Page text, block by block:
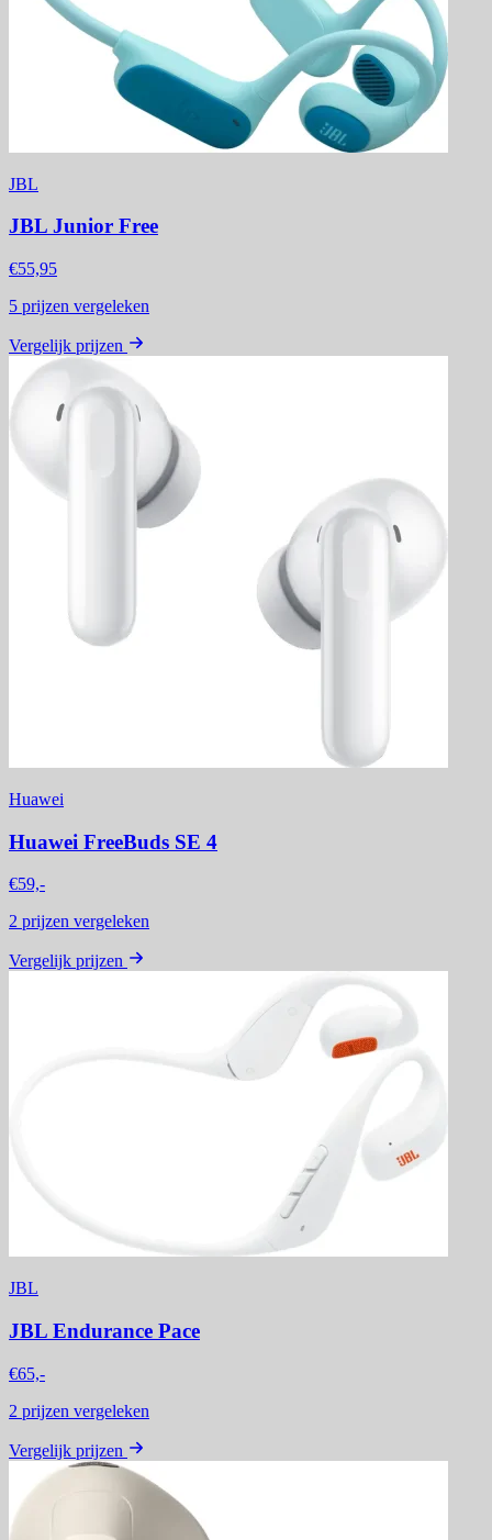
JBL
JBL Junior Free
€55,95
5 prijzen vergeleken
Vergelijk prijzen
Huawei
Huawei FreeBuds SE 4
€59,-
2 prijzen vergeleken
Vergelijk prijzen
JBL
JBL Endurance Pace
€65,-
2 prijzen vergeleken
Vergelijk prijzen